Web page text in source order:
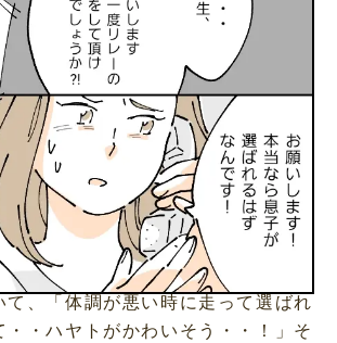
て、「体調が悪い時に走って選ばれ
・・ハヤトがかわいそう・・！」そ